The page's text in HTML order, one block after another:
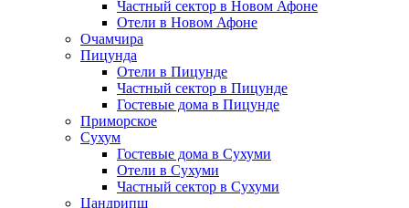
Частный сектор в Новом Афоне
Отели в Новом Афоне
Очамчира
Пицунда
Отели в Пицунде
Частный сектор в Пицунде
Гостевые дома в Пицунде
Приморское
Сухум
Гостевые дома в Сухуми
Отели в Сухуми
Частный сектор в Сухуми
Цандрипш